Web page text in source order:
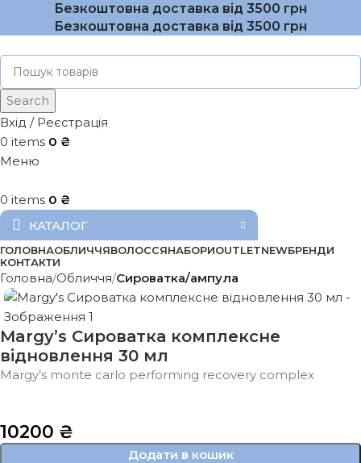
Безкоштовна доставка від 3500 грн
Безкоштовна доставка від 3500 грн
Search
Вхід / Реєстрація
0 items 0 ₴
Меню
0 items 0 ₴
КАТАЛОГ
ГОЛОВНАОБЛИЧЧЯВОЛОССЯНАБОРИOUTLETNEWБРЕНДИ
КОНТАКТИ
Головна Обличчя Сироватка/ампула
Margy’s Сироватка комплексне
відновлення 30 мл
Margy’s monte carlo performing recovery complex
10200 ₴
Додати в кошик